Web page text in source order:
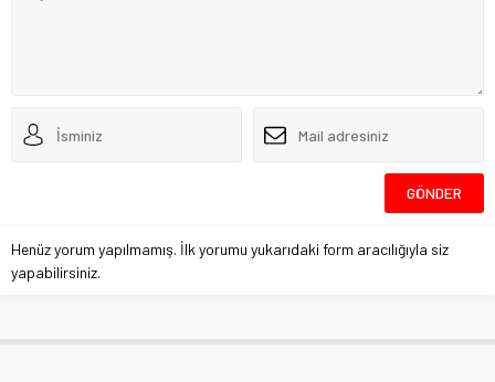
Henüz yorum yapılmamış. İlk yorumu yukarıdaki form aracılığıyla siz
yapabilirsiniz.